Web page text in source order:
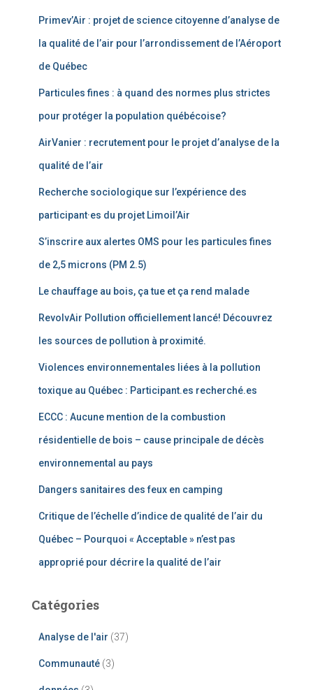
Primev’Air : projet de science citoyenne d’analyse de
la qualité de l’air pour l’arrondissement de l’Aéroport
de Québec
Particules fines : à quand des normes plus strictes
pour protéger la population québécoise?
AirVanier : recrutement pour le projet d’analyse de la
qualité de l’air
Recherche sociologique sur l’expérience des
participant·es du projet Limoil’Air
S’inscrire aux alertes OMS pour les particules fines
de 2,5 microns (PM 2.5)
Le chauffage au bois, ça tue et ça rend malade
RevolvAir Pollution officiellement lancé! Découvrez
les sources de pollution à proximité.
Violences environnementales liées à la pollution
toxique au Québec : Participant.es recherché.es
ECCC : Aucune mention de la combustion
résidentielle de bois – cause principale de décès
environnemental au pays
Dangers sanitaires des feux en camping
Critique de l’échelle d’indice de qualité de l’air du
Québec – Pourquoi « Acceptable » n’est pas
approprié pour décrire la qualité de l’air
Catégories
Analyse de l'air (37)
Communauté (3)